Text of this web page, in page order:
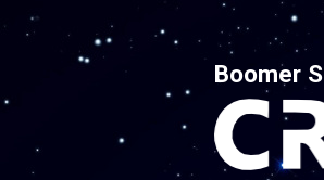
Boomer